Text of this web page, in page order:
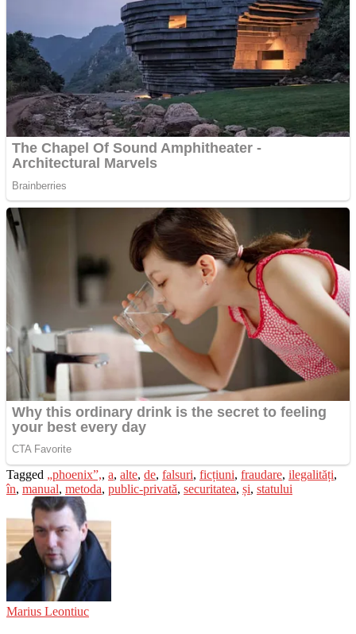
Tagged „phoenix”,, a, alte, de, falsuri, ficțiuni, fraudare, ilegalități,
în, manual, metoda, public-privată, securitatea, și, statului
Marius Leontiuc